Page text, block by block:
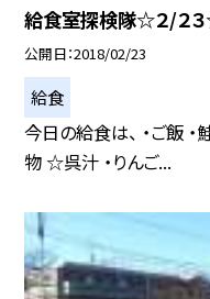
給食室探検隊☆２/２
公開日 2018/02/23
給食
今日の給食は、 ・ご飯
物 ☆呉汁 ・りんご...